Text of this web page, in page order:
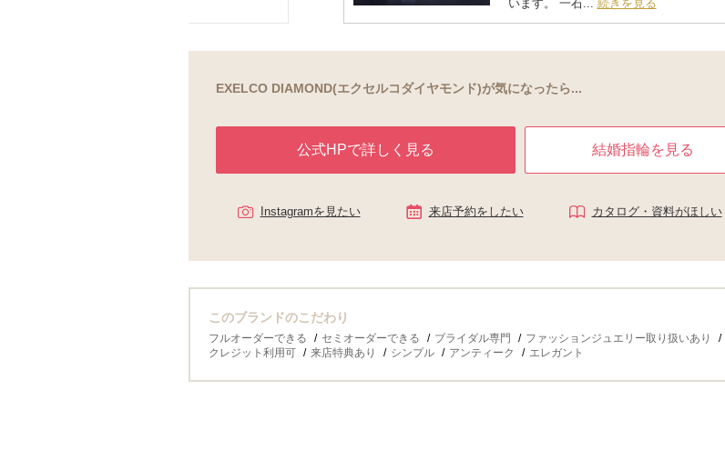
います。 一石... 続きを見る
EXELCO DIAMOND(エクセルコダイヤモンド)が気になったら...
公式HPで詳しく見る 結婚指輪を見る
Instagramを見たい 来店予約をしたい カタログ・資料がほしい
このブランドのこだわり
フルオーダーできる セミオーダーできる ブライダル専門 ファッションジュエリー取り扱いあり
クレジット利用可
来店特典あり シンプル アンティーク エレガント